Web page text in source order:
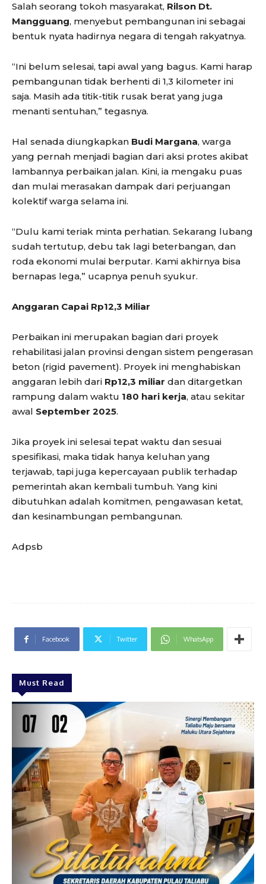
Salah seorang tokoh masyarakat, Rilson Dt.
Mangguang, menyebut pembangunan ini sebagai
bentuk nyata hadirnya negara di tengah rakyatnya.
“Ini belum selesai, tapi awal yang bagus. Kami harap
pembangunan tidak berhenti di 1,3 kilometer ini
saja. Masih ada titik-titik rusak berat yang juga
menanti sentuhan,” tegasnya.
Hal senada diungkapkan Budi Margana, warga
yang pernah menjadi bagian dari aksi protes akibat
lambannya perbaikan jalan. Kini, ia mengaku puas
dan mulai merasakan dampak dari perjuangan
kolektif warga selama ini.
“Dulu kami teriak minta perhatian. Sekarang lubang
sudah tertutup, debu tak lagi beterbangan, dan
roda ekonomi mulai berputar. Kami akhirnya bisa
bernapas lega,” ucapnya penuh syukur.
Anggaran Capai Rp12,3 Miliar
Perbaikan ini merupakan bagian dari proyek
rehabilitasi jalan provinsi dengan sistem pengerasan
beton (rigid pavement). Proyek ini menghabiskan
anggaran lebih dari Rp12,3 miliar dan ditargetkan
rampung dalam waktu 180 hari kerja, atau sekitar
awal September 2025.
Jika proyek ini selesai tepat waktu dan sesuai
spesifikasi, maka tidak hanya keluhan yang
terjawab, tapi juga kepercayaan publik terhadap
pemerintah akan kembali tumbuh. Yang kini
dibutuhkan adalah komitmen, pengawasan ketat,
dan kesinambungan pembangunan.
Adpsb
Facebook Twitter WhatsApp
Must Read